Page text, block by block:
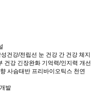
성건강/전립선 눈 건강 간 건강 체지
건강 긴장완화 기억력/인지력 개선
사슴태반 프리바이오틱스 천연
발